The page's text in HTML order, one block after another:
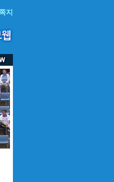
쪽지